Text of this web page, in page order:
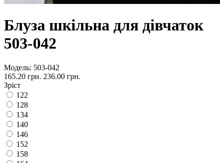
Блуза шкільна для дівчаток
503-042
Модель: 503-042
165.20 грн. 236.00 грн.
Зріст
122
128
134
140
146
152
158